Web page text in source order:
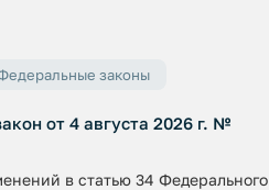
законы
от 4 августа 2026 г. №
в статью 34 Федерального